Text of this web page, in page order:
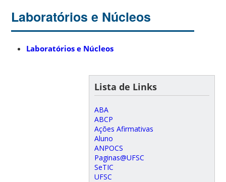
Laboratórios e Núcleos
Laboratórios e Núcleos
Lista de Links
ABA
ABCP
Ações Afirmativas
Aluno
ANPOCS
Paginas@UFSC
SeTIC
UFSC